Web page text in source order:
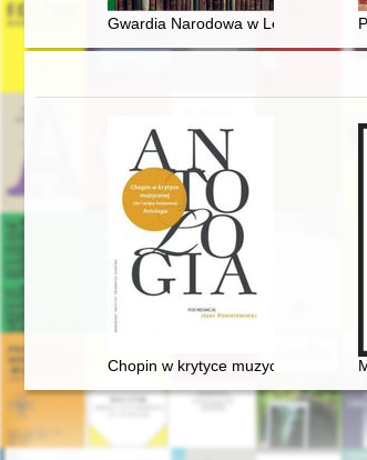
Gwardia Narodowa w Lesku w 1848
Chopin w krytyce muzycznej (do I